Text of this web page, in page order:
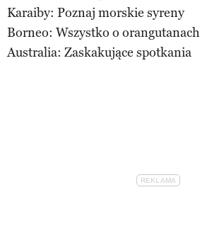
Karaiby: Poznaj morskie syreny
Borneo: Wszystko o orangutanach
Australia: Zaskakujące spotkania